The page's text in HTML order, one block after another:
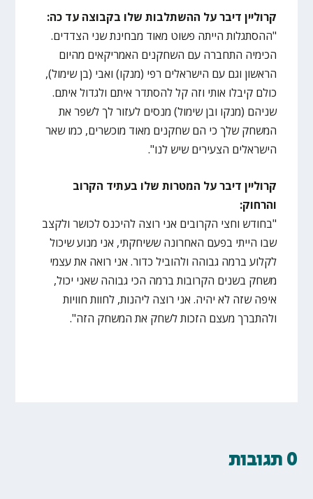
קרוליין דיבר על ההשתלבות שלו בקבוצה עד כה:
"ההסתגלות הייתה פשוט מאוד מבחינת שני הצדדים.
הכימיה התחברה עם השחקנים האמריקאים מהיום
הראשון וגם עם הישראלים רפי (מנקו) ואבי (בן שימול),
כולם קיבלו אותי וזה קל להסתדר איתם ולגדול איתם.
שניהם (מנקו ובן שימול) מנסים לעזור לך לשפר את
המשחק שלך כי הם שחקנים מאוד מוכשרים, כמו שאר
הישראלים הצעירים שיש לנו".
קרוליין דיבר על המטרות שלו בעתיד הקרוב
והרחוק:
"בחודש וחצי הקרובים אני רוצה להיכנס לכושר ולקצב
שבו הייתי בפעם האחרונה ששיחקתי, אני מנוע שיכול
לקלוע ברמה גבוהה ולהוביל כדור. אני רואה את עצמי
משחק בשנים הקרובות ברמה הכי גבוהה שאני יכול,
איפה שזה לא יהיה. אני רוצה ליהנות, לחוות חוויות
ולהתברך מעצם הזכות לשחק את המשחק הזה".
0 תגובות